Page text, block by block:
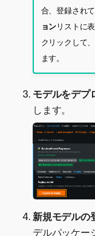
合、登録され
ョンリストに
クリックして
ます。
モデルをデプ
します。
新規モデルの
デルパッケー